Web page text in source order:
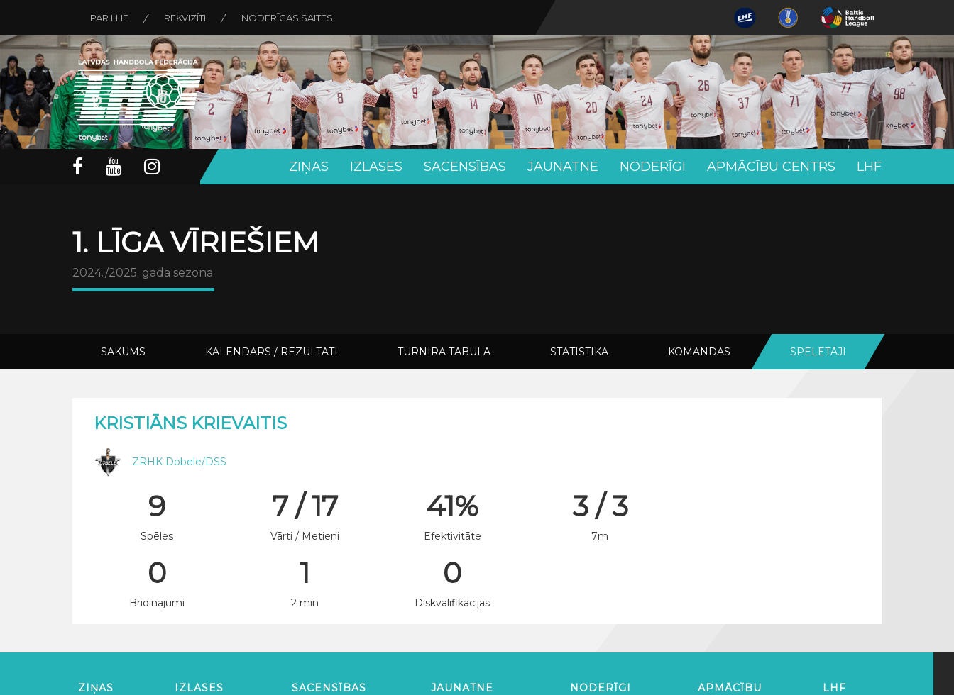
PAR LHF REKVIZĪTI NODERĪGAS SAITES
ZIŅAS IZLASES SACENSĪBAS JAUNATNE NODERĪGI APMĀCĪBU CENTRS LHF
1. LĪGA VĪRIEŠIEM
2024./2025. gada sezona
SĀKUMS KALENDĀRS / REZULTĀTI TURNĪRA TABULA STATISTIKA KOMANDAS SPĒLĒTĀJI
KRISTIĀNS KRIEVAITIS
ZRHK Dobele/DSS
9
Spēles
7 / 17
Vārti / Metieni
41%
Efektivitāte
3 / 3
7m
0
Brīdinājumi
1
2 min
0
Diskvalifikācijas
ZIŅAS IZLASES SACENSĪBAS JAUNATNE NODERĪGI
APMĀCĪBU
LHF